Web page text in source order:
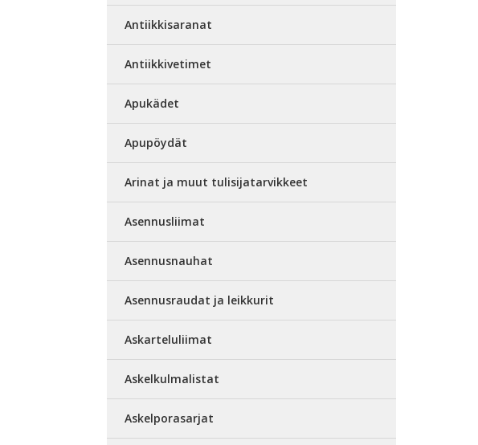
Antiikkisaranat
Antiikkivetimet
Apukädet
Apupöydät
Arinat ja muut tulisijatarvikkeet
Asennusliimat
Asennusnauhat
Asennusraudat ja leikkurit
Askarteluliimat
Askelkulmalistat
Askelporasarjat